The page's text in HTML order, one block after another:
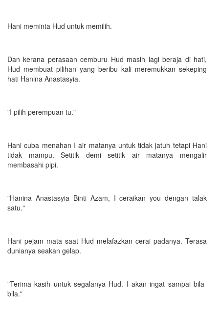
Hani meminta Hud untuk memilih.
Dan kerana perasaan cemburu Hud masih lagi beraja di hati,
Hud membuat pilihan yang beribu kali meremukkan sekeping
hati Hanina Anastasyia.
"I pilih perempuan tu."
Hani cuba menahan I air matanya untuk tidak jatuh tetapi Hani
tidak mampu. Setitik demi setitik air matanya mengalir
membasahi pipi.
"Hanina Anastasyia Binti Azam, I ceraikan you dengan talak
satu."
Hani pejam mata saat Hud melafazkan cerai padanya. Terasa
dunianya seakan gelap.
"Terima kasih untuk segalanya Hud. I akan ingat sampai bila-
bila."